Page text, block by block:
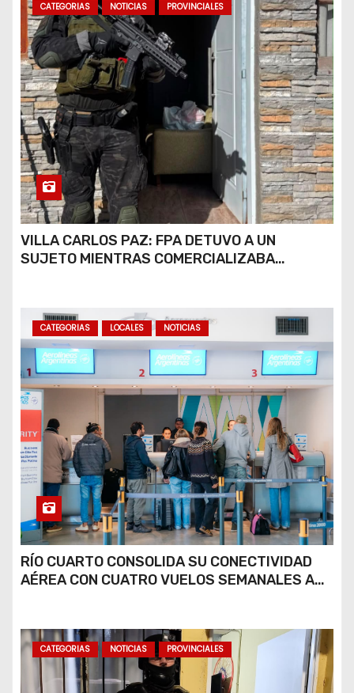
CATEGORIAS NOTICIAS PROVINCIALES
VILLA CARLOS PAZ: FPA DETUVO A UN
SUJETO MIENTRAS COMERCIALIZABA
CATEGORIAS LOCALES NOTICIAS
RÍO CUARTO CONSOLIDA SU CONECTIVIDAD
AÉREA CON CUATRO VUELOS SEMANALES A
CATEGORIAS NOTICIAS PROVINCIALES